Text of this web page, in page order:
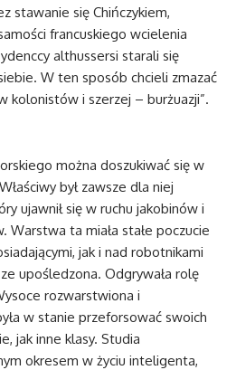
stawanie się Chińczykiem,
francuskiego wcielenia
althussersi starali się
W ten sposób chcieli zmazać
kolonistów i szerzej – burżuazji”.
można doszukiwać się w
był zawsze dla niej
ujawnił się w ruchu jakobinów i
Warstwa ta miała stałe poczucie
jak i nad robotnikami
upośledzona. Odgrywała rolę
rozwarstwiona i
w stanie przeforsować swoich
jak inne klasy. Studia
okresem w życiu inteligenta,